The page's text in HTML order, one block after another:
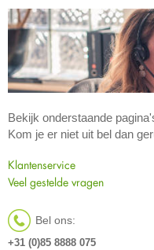
Bekijk onderstaande
Kom je er niet uit bel dan
Klantenservice
Veel gestelde vragen
Bel ons:
+31 (0)85 8888 075